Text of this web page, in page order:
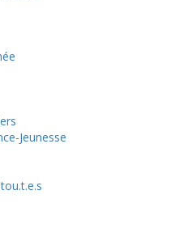
Jeunesse